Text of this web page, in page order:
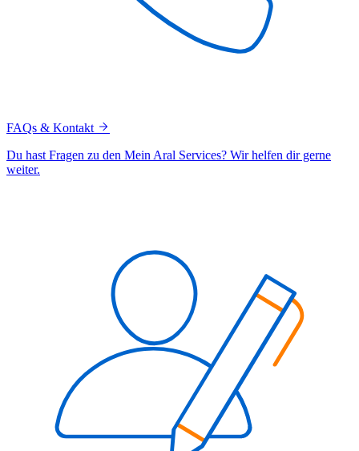
FAQs & Kontakt
Du hast Fragen zu den Mein Aral Services? Wir helfen dir gerne
weiter.